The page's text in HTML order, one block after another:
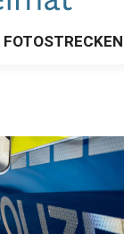
FOTOSTRECKEN